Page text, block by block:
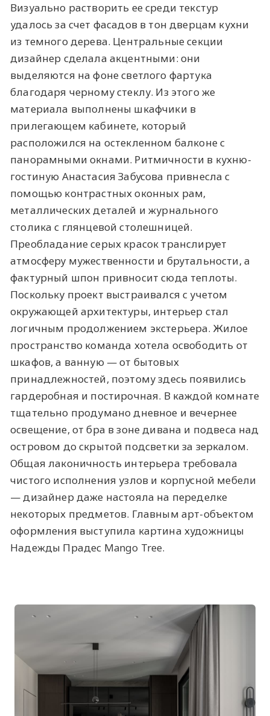
Визуально растворить ее среди текстур
удалось за счет фасадов в тон дверцам кухни
из темного дерева. Центральные секции
дизайнер сделала акцентными: они
выделяются на фоне светлого фартука
благодаря черному стеклу. Из этого же
материала выполнены шкафчики в
прилегающем кабинете, который
расположился на остекленном балконе с
панорамными окнами. Ритмичности в кухню-
гостиную Анастасия Забусова привнесла с
помощью контрастных оконных рам,
металлических деталей и журнального
столика с глянцевой столешницей.
Преобладание серых красок транслирует
атмосферу мужественности и брутальности, а
фактурный шпон привносит сюда теплоты.
Поскольку проект выстраивался с учетом
окружающей архитектуры, интерьер стал
логичным продолжением экстерьера. Жилое
пространство команда хотела освободить от
шкафов, а ванную — от бытовых
принадлежностей, поэтому здесь появились
гардеробная и постирочная. В каждой комнате
тщательно продумано дневное и вечернее
освещение, от бра в зоне дивана и подвеса над
островом до скрытой подсветки за зеркалом.
Общая лаконичность интерьера требовала
чистого исполнения узлов и корпусной мебели
— дизайнер даже настояла на переделке
некоторых предметов. Главным арт-объектом
оформления выступила картина художницы
Надежды Прадес Mango Tree.